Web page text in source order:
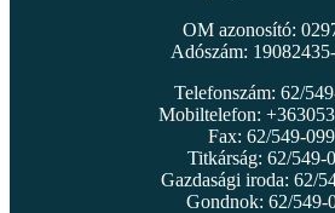
OM azonosító:
Adószám:
Telefonszám: 62/
Mobiltelefon:
Fax: 62/549-099
Titkárság: 62/549-
Gazdasági iroda: 62/
Gondnok: 62/549-